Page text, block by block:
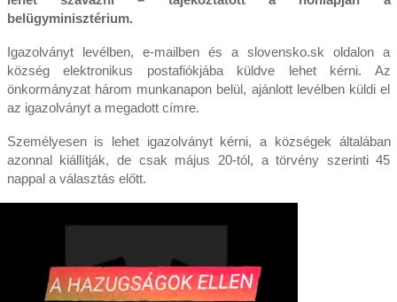
belügyminisztérium.
Igazolványt levélben, e-mailben és a slovensko.sk oldalon a
község elektronikus postafiókjába küldve lehet kérni. Az
önkormányzat három munkanapon belül, ajánlott levélben küldi el
az igazolványt a megadott címre.
Személyesen is lehet igazolványt kérni, a községek általában
azonnal kiállítják, de csak május 20-tól, a törvény szerinti 45
nappal a választás előtt.